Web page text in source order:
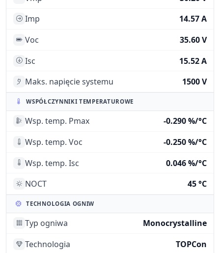
Imp
14.57 A
Voc
35.60 V
Isc
15.52 A
Maks. napięcie systemu
1500 V
WSPÓŁCZYNNIKI TEMPERATUROWE
Wsp. temp. Pmax
-0.290 %/°C
Wsp. temp. Voc
-0.250 %/°C
Wsp. temp. Isc
0.046 %/°C
NOCT
45 °C
TECHNOLOGIA OGNIW
Typ ogniwa
Monocrystalline
Technologia
TOPCon